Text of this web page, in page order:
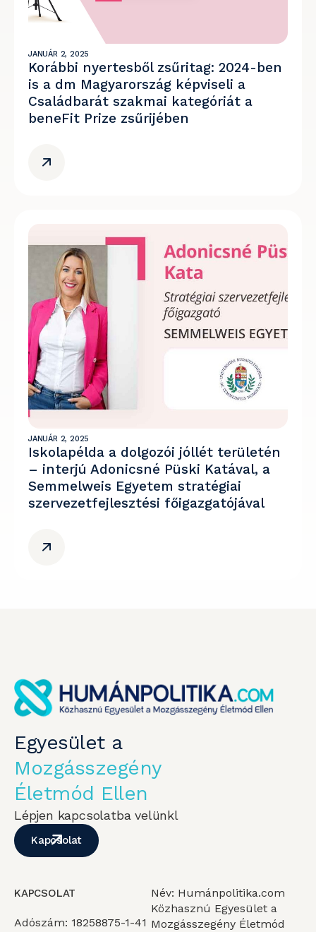
JANUÁR 2, 2025
Korábbi nyertesből zsűritag: 2024-ben
is a dm Magyarország képviseli a
Családbarát szakmai kategóriát a
beneFit Prize zsűrijében
JANUÁR 2, 2025
Iskolapélda a dolgozói jóllét területén
– interjú Adonicsné Püski Katával, a
Semmelweis Egyetem stratégiai
szervezetfejlesztési főigazgatójával
Egyesület a
Mozgásszegény
Életmód Ellen
Lépjen kapcsolatba velünkl
Kapcsolat
KAPCSOLAT
Adószám: 18258875-1-41
Név: Humánpolitika.com
Közhasznú Egyesület a
Mozgásszegény Életmód